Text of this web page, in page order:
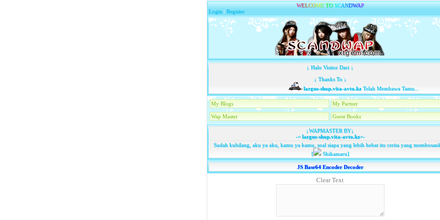
WELCOME TO SCANDWAP
Login |Register
↓ Halo Visitor Dari ↓
↓ Thanks To ↓
largus-shop.vita-avto.kzTelah Membawa Tamu...
My Blogs My Partner
Wap Master Guest Books
↓WAPMASTER BY↓
-=largus-shop.vita-avto.kz=-
Sudah kubilang, aku ya aku, kamu ya kamu, soal siapa yang lebih hebat itu cerita yang
[
Shikamaru]
JS Base64 Encoder Decoder
Clear Text